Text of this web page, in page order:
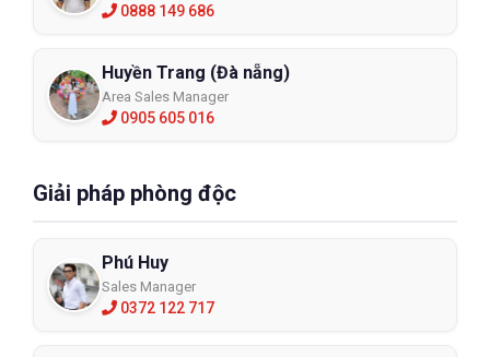
0888 149 686
Huyền Trang (Đà nẵng)
Area Sales Manager
0905 605 016
Giải pháp phòng độc
Phú Huy
Sales Manager
0372 122 717